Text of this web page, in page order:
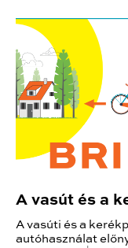
A vasút és a
A vasúti és a
autóhasználat